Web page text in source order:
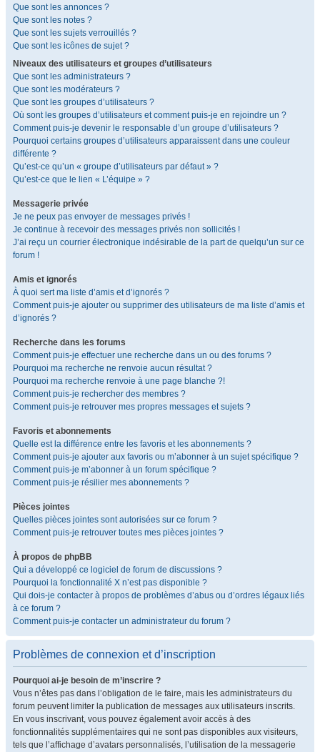
Que sont les annonces ?
Que sont les notes ?
Que sont les sujets verrouillés ?
Que sont les icônes de sujet ?
Niveaux des utilisateurs et groupes d’utilisateurs
Que sont les administrateurs ?
Que sont les modérateurs ?
Que sont les groupes d’utilisateurs ?
Où sont les groupes d’utilisateurs et comment puis-je en rejoindre un ?
Comment puis-je devenir le responsable d’un groupe d’utilisateurs ?
Pourquoi certains groupes d’utilisateurs apparaissent dans une couleur
différente ?
Qu’est-ce qu’un « groupe d’utilisateurs par défaut » ?
Qu’est-ce que le lien « L’équipe » ?
Messagerie privée
Je ne peux pas envoyer de messages privés !
Je continue à recevoir des messages privés non sollicités !
J’ai reçu un courrier électronique indésirable de la part de quelqu’un sur ce
forum !
Amis et ignorés
À quoi sert ma liste d’amis et d’ignorés ?
Comment puis-je ajouter ou supprimer des utilisateurs de ma liste d’amis et
d’ignorés ?
Recherche dans les forums
Comment puis-je effectuer une recherche dans un ou des forums ?
Pourquoi ma recherche ne renvoie aucun résultat ?
Pourquoi ma recherche renvoie à une page blanche ?!
Comment puis-je rechercher des membres ?
Comment puis-je retrouver mes propres messages et sujets ?
Favoris et abonnements
Quelle est la différence entre les favoris et les abonnements ?
Comment puis-je ajouter aux favoris ou m’abonner à un sujet spécifique ?
Comment puis-je m’abonner à un forum spécifique ?
Comment puis-je résilier mes abonnements ?
Pièces jointes
Quelles pièces jointes sont autorisées sur ce forum ?
Comment puis-je retrouver toutes mes pièces jointes ?
À propos de phpBB
Qui a développé ce logiciel de forum de discussions ?
Pourquoi la fonctionnalité X n’est pas disponible ?
Qui dois-je contacter à propos de problèmes d’abus ou d’ordres légaux liés
à ce forum ?
Comment puis-je contacter un administrateur du forum ?
Problèmes de connexion et d’inscription
Pourquoi ai-je besoin de m’inscrire ?
Vous n’êtes pas dans l’obligation de le faire, mais les administrateurs du
forum peuvent limiter la publication de messages aux utilisateurs inscrits.
En vous inscrivant, vous pouvez également avoir accès à des
fonctionnalités supplémentaires qui ne sont pas disponibles aux visiteurs,
tels que l’affichage d’avatars personnalisés, l’utilisation de la messagerie